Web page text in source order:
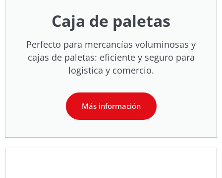
Caja de paletas
Perfecto para mercancías voluminosas y
cajas de paletas: eficiente y seguro para
logística y comercio.
Más información